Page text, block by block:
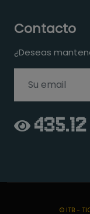
Contacto
¿Deseas
435.12
© ITB -